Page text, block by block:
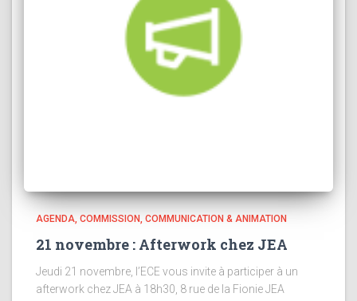
AGENDA COMMISSION COMMUNICATION & ANIMATION
21 novembre : Afterwork chez JEA
Jeudi 21 novembre, l’ECE vous invite à participer à un
afterwork chez JEA à 18h30, 8 rue de la Fionie JEA